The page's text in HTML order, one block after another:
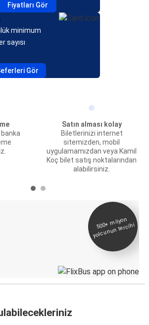
Fiyatları Gör
minimum
sayısı
Gör
banka
Satın alması kolay
Biletlerinizi internet
sitemizden, mobil
uygulamamızdan veya Kamil
Koç bilet satış noktalarından
alabilirsiniz.
500+
milyon
yolcunun tercihi